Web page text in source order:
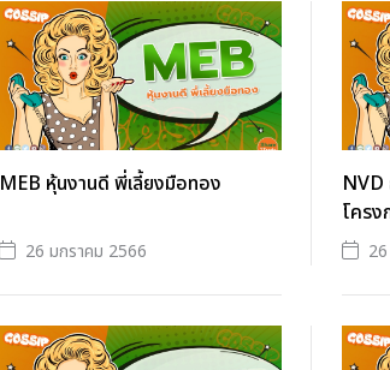
MEB หุ้นงานดี พี่เลี้ยงมือทอง
26 มกราคม 2566
NVD
โครง